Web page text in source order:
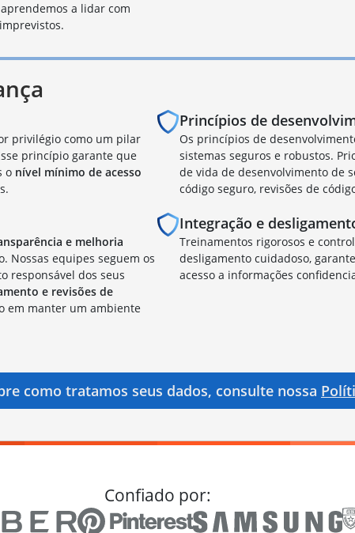
a lidar com
privilégio como um pilar
princípio garante que
o nível mínimo de acesso
Princípios de
Os princípios de
sistemas seguros e robustos.
de vida de desenvolvimento de
código seguro, revisões de
e melhoria
Nossas equipes seguem os
responsável dos seus
e revisões de
em manter um ambiente
Integração e
Treinamentos rigorosos e
desligamento cuidadoso,
acesso a informações
como tratamos seus dados, consulte nossa
Confiado por: